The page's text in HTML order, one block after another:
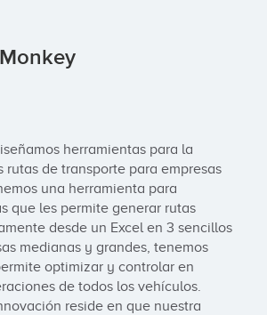
herramientas para la
de transporte para empresas
una herramienta para
que les permite generar rutas
desde un Excel en 3 sencillos
medianas y grandes, tenemos
optimizar y controlar en
de todos los vehículos.
reside en que nuestra